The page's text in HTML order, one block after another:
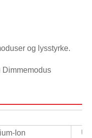
og lysstyrke.
Dimmemodus
Ion